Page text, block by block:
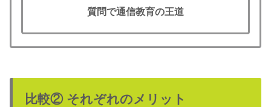
質問で通信教育の王道
比較② それぞれのメリット